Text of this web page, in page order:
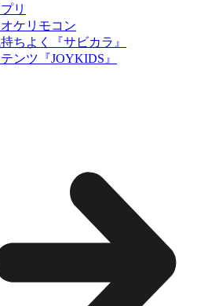
リ
ケリモコン
ちよく『サビカラ』
ンツ『JOYKIDS』